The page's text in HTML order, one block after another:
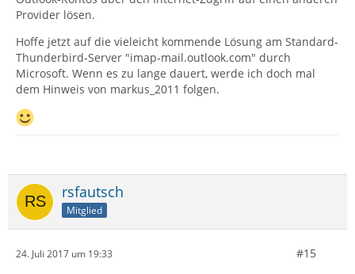
Provider lösen.
Hoffe jetzt auf die vieleicht kommende Lösung am Standard-
Thunderbird-Server "imap-mail.outlook.com" durch
Microsoft. Wenn es zu lange dauert, werde ich doch mal
dem Hinweis von markus_2011 folgen.
rsfautsch
Mitglied
24. Juli 2017 um 19:33 #15